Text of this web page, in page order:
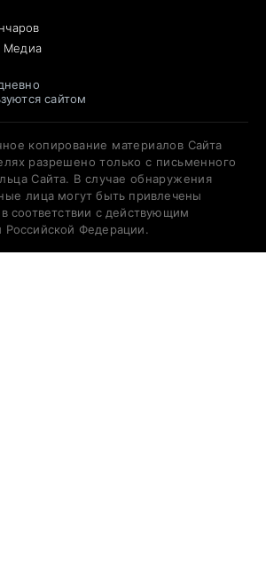
Медиа
сайтом
копирование материалов Сайта
разрешено только с письменного
Сайта. В случае обнаружения
лица могут быть привлечены
соответствии с действующим
Российской Федерации.